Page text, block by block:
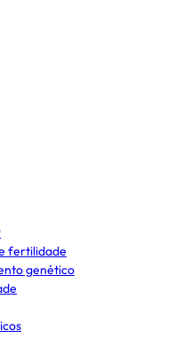
fertilidade
genético